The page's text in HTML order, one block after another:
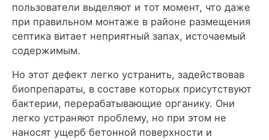
пользователи выделяют и тот момент, что даже
при правильном монтаже в районе размещения
септика витает неприятный запах, источаемый
содержимым.
Но этот дефект легко устранить, задействовав
биопрепараты, в составе которых присутствуют
бактерии, перерабатывающие органику. Они
легко устраняют проблему, но при этом не
наносят ущерб бетонной поверхности и